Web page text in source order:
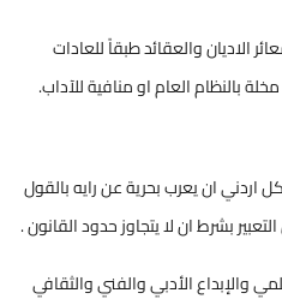
الاديان والعقائد طبقاً للعادات
بالنظام العام او منافية للآداب.
اردني ان يعرب بحرية عن رايه بالقول
بشرط ان لا يتجاوز حدود القانون .
والإبداع الأدبي والفني والثقافي